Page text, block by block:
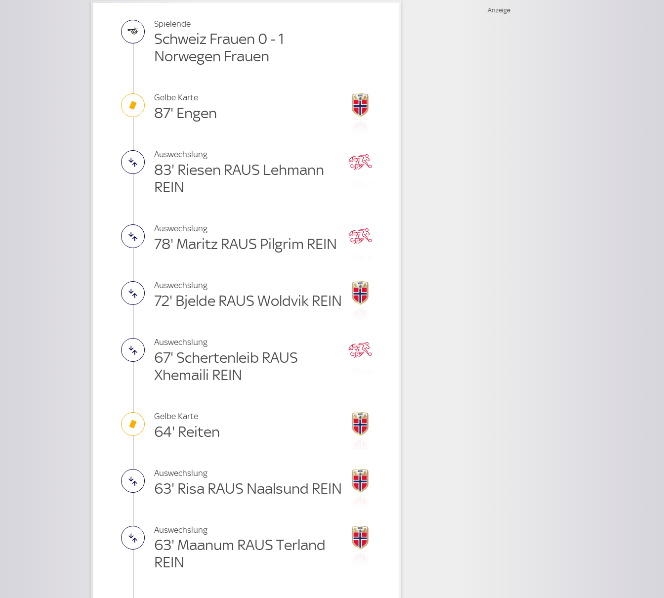
Spielende
Schweiz Frauen 0 - 1
Norwegen Frauen
Gelbe Karte
87' Engen
Auswechslung
83' Riesen RAUS Lehmann
REIN
Auswechslung
78' Maritz RAUS Pilgrim REIN
Auswechslung
72' Bjelde RAUS Woldvik REIN
Auswechslung
67' Schertenleib RAUS
Xhemaili REIN
Gelbe Karte
64' Reiten
Auswechslung
63' Risa RAUS Naalsund REIN
Auswechslung
63' Maanum RAUS Terland
REIN